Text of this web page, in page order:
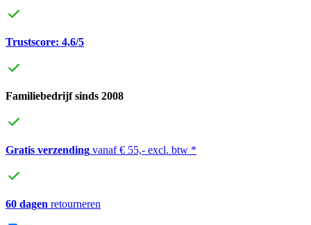
Trustscore: 4,6/5
Familiebedrijf sinds 2008
Gratis verzending vanaf € 55,- excl. btw *
60 dagen retourneren